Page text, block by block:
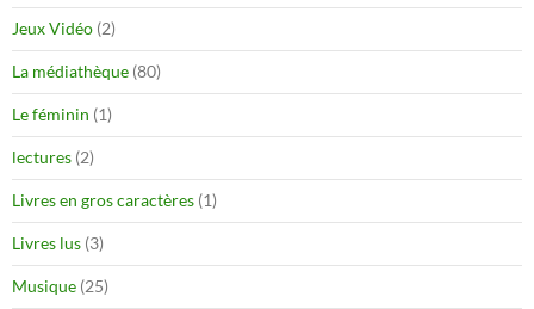
Jeux Vidéo (2)
La médiathèque (80)
Le féminin (1)
lectures (2)
Livres en gros caractères (1)
Livres lus (3)
Musique (25)